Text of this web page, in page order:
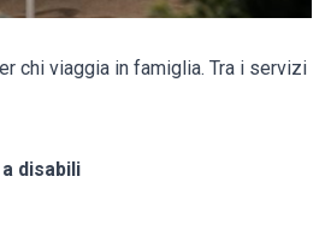
chi viaggia in famiglia. Tra i servizi
disabili